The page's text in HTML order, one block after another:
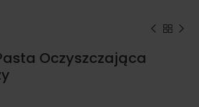
Oczyszczająca